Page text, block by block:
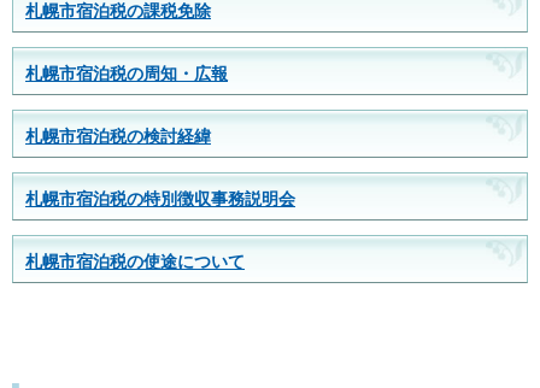
札幌市宿泊税の課税免除
札幌市宿泊税の周知・広報
札幌市宿泊税の検討経緯
札幌市宿泊税の特別徴収事務説明会
札幌市宿泊税の使途について